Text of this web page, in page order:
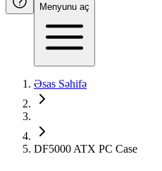
Menyunu aç
Əsas Səhifə
DF5000 ATX PC Case